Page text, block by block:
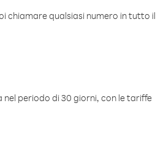
chiamare qualsiasi numero in tutto il
periodo di 30 giorni, con le tariffe